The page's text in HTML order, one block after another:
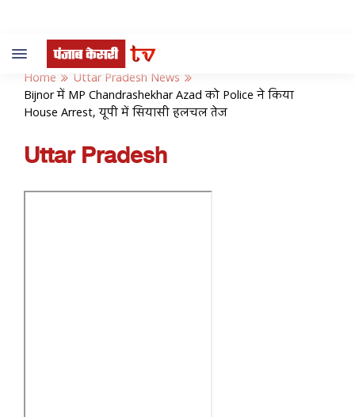
Toggle
navigation
Home
Uttar Pradesh News
Bijnor में MP Chandrashekhar Azad को Police ने किया
House Arrest, यूपी में सियासी हलचल तेज
Uttar Pradesh